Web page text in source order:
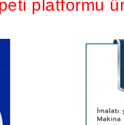
platformu